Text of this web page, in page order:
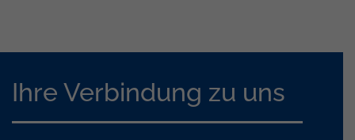
Ihre Verbindung zu uns